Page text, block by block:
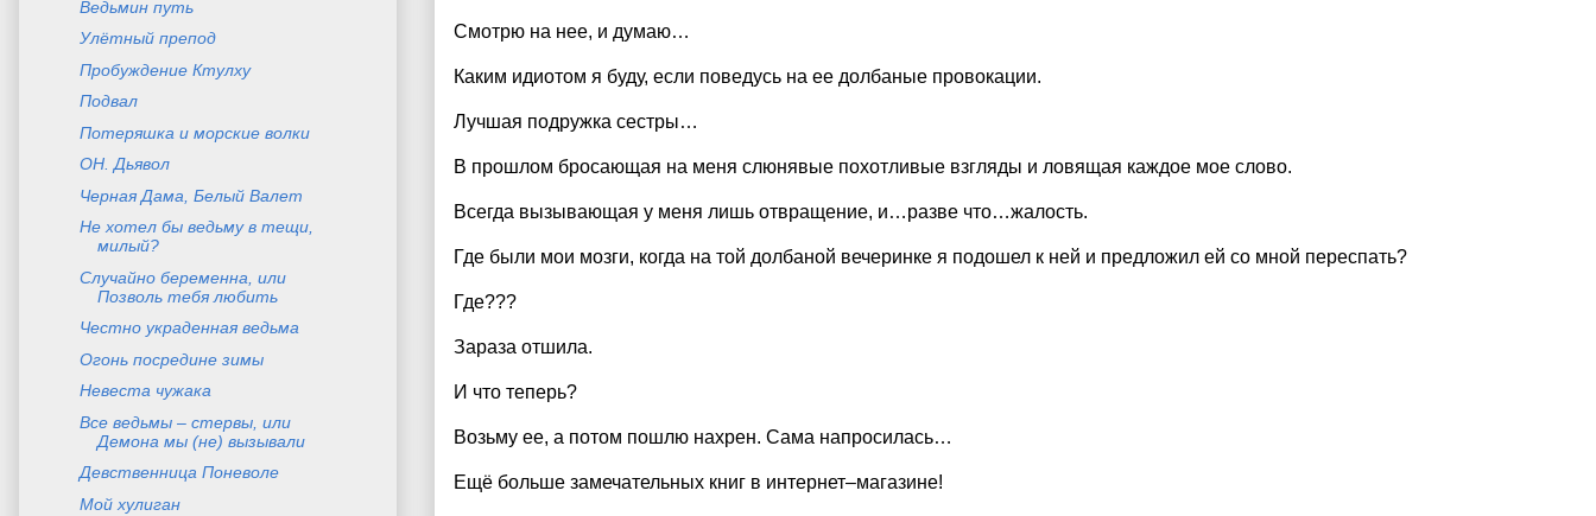
Смотрю на нее, и думаю…
Каким идиотом я буду, если поведусь на ее долбаные провокации.
Лучшая подружка сестры…
В прошлом бросающая на меня слюнявые похотливые взгляды и ловящая каждое мое слово.
Всегда вызывающая у меня лишь отвращение, и…разве что…жалость.
Где были мои мозги, когда на той долбаной вечеринке я подошел к ней и предложил ей со мной переспать?
Где???
Зараза отшила.
И что теперь?
Возьму ее, а потом пошлю нахрен. Сама напросилась…
Ещё больше замечательных книг в интернет–магазине!
Ведьмин путь
Улётный препод
Пробуждение Ктулху
Подвал
Потеряшка и морские волки
ОН. Дьявол
Черная Дама, Белый Валет
Не хотел бы ведьму в тещи,
милый?
Случайно беременна, или
Позволь тебя любить
Честно украденная ведьма
Огонь посредине зимы
Невеста чужака
Все ведьмы – стервы, или
Демона мы (не) вызывали
Девственница Поневоле
Мой хулиган